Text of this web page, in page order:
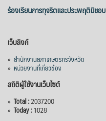
ร้องเรียนการทุจริตและประพฤติมิชอบ
เว็บลิงก์
» สำนักงานสภาเกษตรกรจังหวัด
» หน่วยงานที่เกี่ยวข้อง
สถิติผู้ใช้งานเว็บไซต์
» Total :2037200
» Today :1028